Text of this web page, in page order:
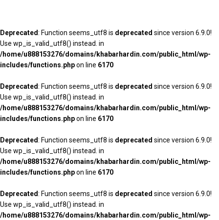
Deprecated: Function seems_utf8 is deprecated since version 6.9.0!
Use wp_is_valid_utf8() instead. in
/home/u888153276/domains/khabarhardin.com/public_html/wp-
includes/functions.phpon line 6170
Deprecated: Function seems_utf8 is deprecated since version 6.9.0!
Use wp_is_valid_utf8() instead. in
/home/u888153276/domains/khabarhardin.com/public_html/wp-
includes/functions.phpon line 6170
Deprecated: Function seems_utf8 is deprecated since version 6.9.0!
Use wp_is_valid_utf8() instead. in
/home/u888153276/domains/khabarhardin.com/public_html/wp-
includes/functions.phpon line 6170
Deprecated: Function seems_utf8 is deprecated since version 6.9.0!
Use wp_is_valid_utf8() instead. in
/home/u888153276/domains/khabarhardin.com/public_html/wp-